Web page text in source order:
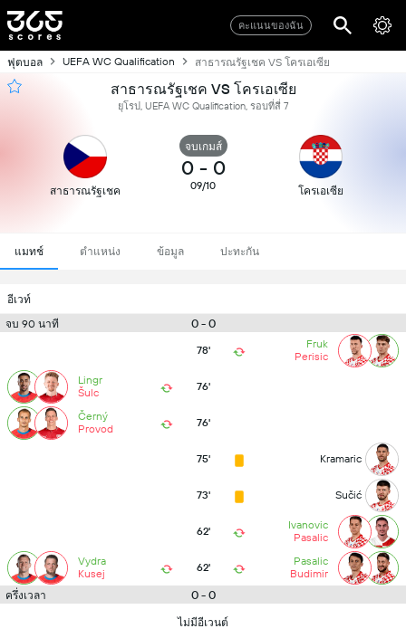
คะแนนของฉัน
ฟุตบอล UEFA WC Qualification สาธารณรัฐเชค VS โครเอเซีย
สาธารณรัฐเชค VS โครเอเซีย
ยุโรป, UEFA WC Qualification, รอบที่สี่ 7
สาธารณรัฐเชค
จบเกมส์
0 - 0
09/10 โครเอเซีย
แมทช์ ตำแหน่ง ข้อมูล ปะทะกัน
อีเวท์
จบ 90 นาที
0 - 0
78'
Fruk
Perisic
Lingr
Šulc
76'
Černý
Provod
76'
75' Kramaric
73' Sučić
62'
Ivanovic
Pasalic
Vydra
Kusej
62'
Pasalic
Budimir
ครึ่งเวลา
0 - 0
ไม่มีอีเวนต์